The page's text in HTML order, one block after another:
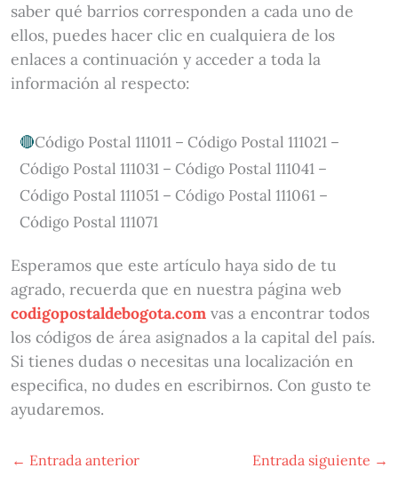
saber qué barrios corresponden a cada uno de
ellos, puedes hacer clic en cualquiera de los
enlaces a continuación y acceder a toda la
información al respecto:
Código Postal 111011 – Código Postal 111021 –
Código Postal 111031 – Código Postal 111041 –
Código Postal 111051 – Código Postal 111061 –
Código Postal 111071
Esperamos que este artículo haya sido de tu
agrado, recuerda que en nuestra página web
codigopostaldebogota.comvas a encontrar todos
los códigos de área asignados a la capital del país.
Si tienes dudas o necesitas una localización en
especifica, no dudes en escribirnos. Con gusto te
ayudaremos.
← Entrada anterior Entrada siguiente →